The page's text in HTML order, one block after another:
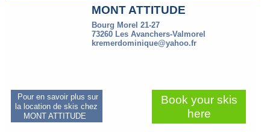
MONT ATTITUDE
Bourg Morel 21-27
73260 Les Avanchers-Valmorel
kremerdominique@yahoo.fr
Pour en savoir plus sur
la location de skis chez
MONT ATTITUDE
Book your skis
here